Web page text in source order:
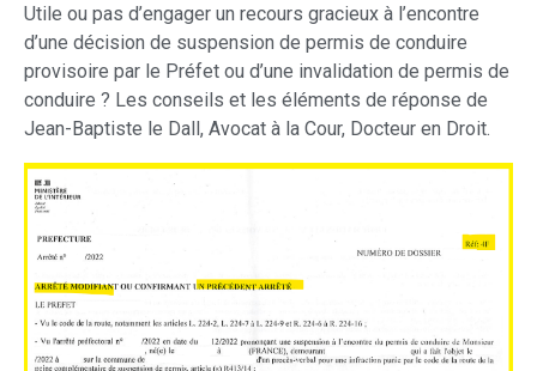
Utile ou pas d’engager un recours gracieux à l’encontre
d’une décision de suspension de permis de conduire
provisoire par le Préfet ou d’une invalidation de permis de
conduire ? Les conseils et les éléments de réponse de
Jean-Baptiste le Dall, Avocat à la Cour, Docteur en Droit.